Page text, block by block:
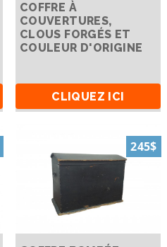
COFFRE À
COUVERTURES,
CLOUS FORGÉS ET
COULEUR D'ORIGINE
CLIQUEZ ICI
245$